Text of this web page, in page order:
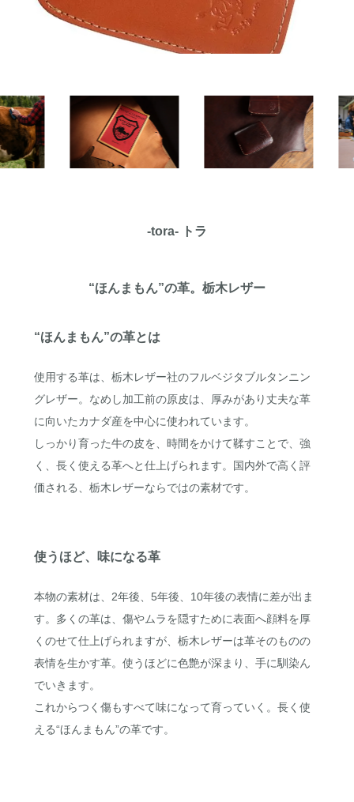
-tora- トラ
“ほんまもん”の革。栃木レザー
“ほんまもん”の革とは
使用する革は、栃木レザー社のフルベジタブルタンニン
グレザー。なめし加工前の原皮は、厚みがあり丈夫な革
に向いたカナダ産を中心に使われています。
しっかり育った牛の皮を、時間をかけて鞣すことで、強
く、長く使える革へと仕上げられます。国内外で高く評
価される、栃木レザーならではの素材です。
使うほど、味になる革
本物の素材は、2年後、5年後、10年後の表情に差が出ま
す。多くの革は、傷やムラを隠すために表面へ顔料を厚
くのせて仕上げられますが、栃木レザーは革そのものの
表情を生かす革。使うほどに色艶が深まり、手に馴染ん
でいきます。
これからつく傷もすべて味になって育っていく。長く使
える“ほんまもん”の革です。